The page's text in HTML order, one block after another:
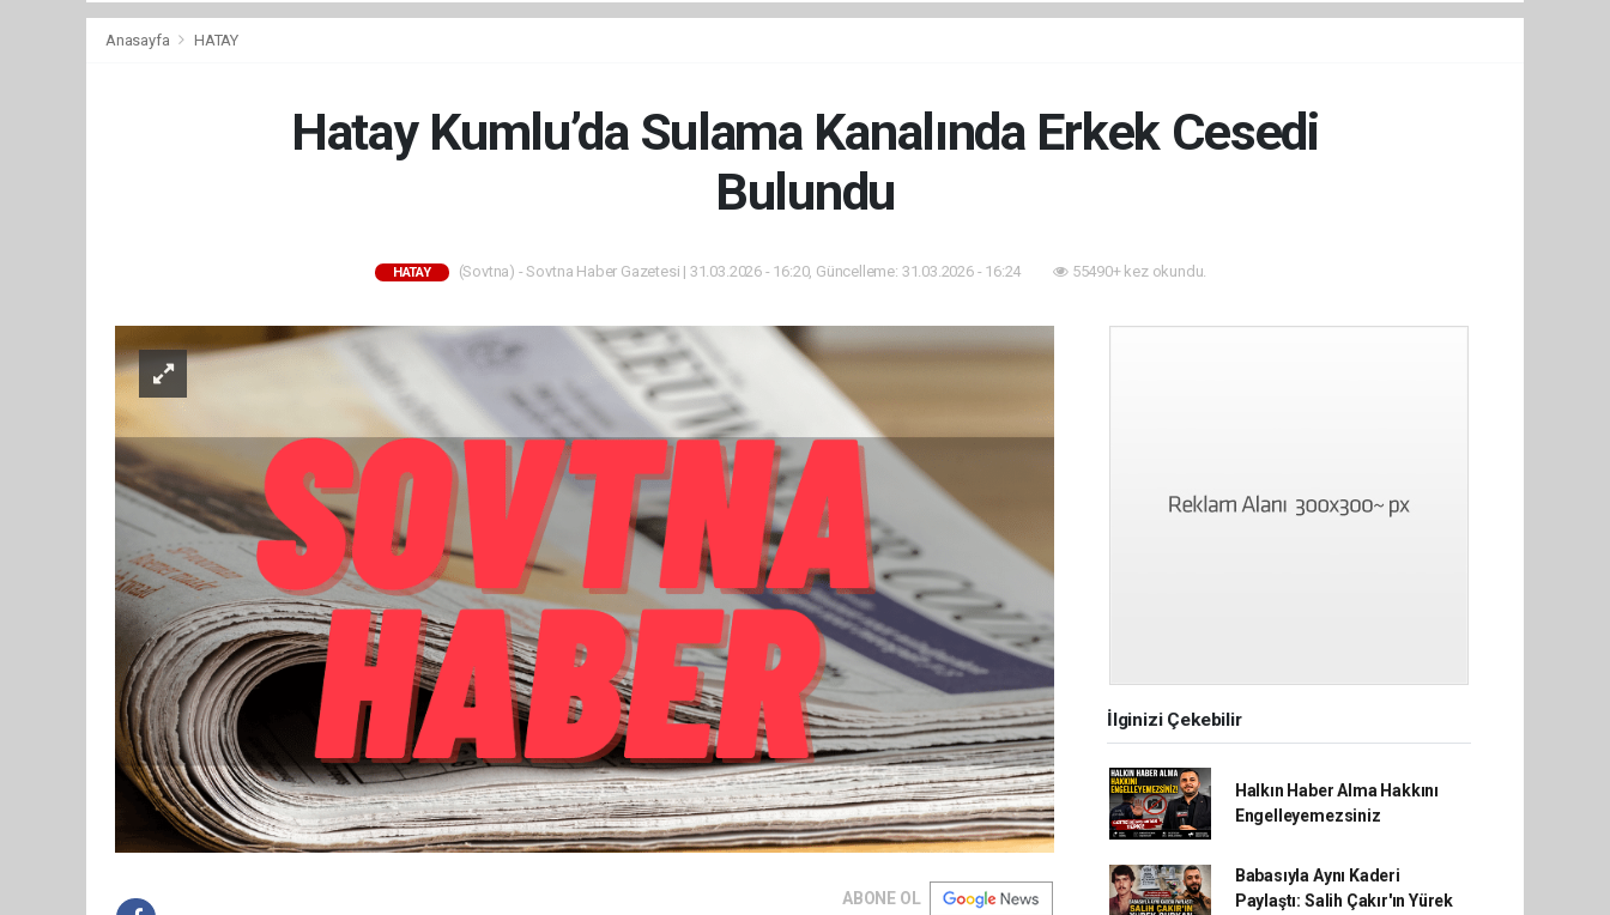
Anasayfa HATAY
Hatay Kumlu’da Sulama Kanalında Erkek Cesedi
Bulundu
HATAY (Sovtna) - Sovtna Haber Gazetesi | 31.03.2026 - 16:20, Güncelleme: 31.03.2026 - 16:24 55490+ kez okundu.
ABONE OL
İlginizi Çekebilir
Halkın Haber Alma Hakkını
Engelleyemezsiniz
Babasıyla Aynı Kaderi
Paylaştı: Salih Çakır'ın Yürek